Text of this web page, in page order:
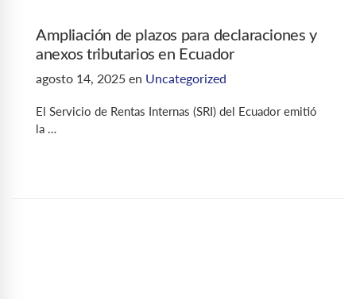
Ampliación de plazos para declaraciones y
anexos tributarios en Ecuador
agosto 14, 2025 en Uncategorized
El Servicio de Rentas Internas (SRI) del Ecuador emitió
la …